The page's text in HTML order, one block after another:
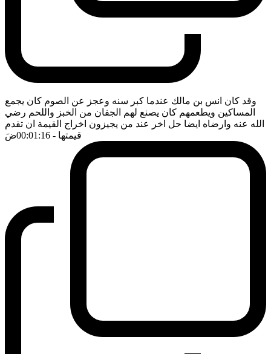
وقد كان انس بن مالك عندما كبر سنه وعجز عن الصوم كان يجمع
المساكين ويطعمهم كان يصنع لهم الجفان من الخبز واللحم رضي
الله عنه وارضاه ايضا حل اخر عند من يجيزون اخراج القيمة ان تقدم
قيمتها - 00:01:16 ضَ